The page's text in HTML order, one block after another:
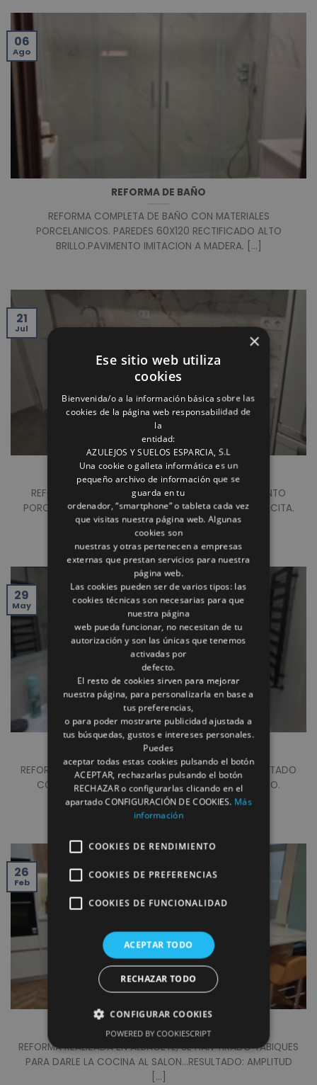
REFORMA DE BAÑO
REFORMA COMPLETA DE BAÑO CON MATERIALES
PORCELANICOS. PAREDES 60X120 RECTIFICADO ALTO
BRILLO.PAVIMENTO IMITACION A MADERA. [...]
06
Ago
REFORMA DE COCINA
REFORMA INTEGRAL DE COCINA. AZULEJO Y PAVIMENTO
PORCELANICO RECTIFICADO BLANCO BRILLO Y ANTRACITA.
TECHO LISO [...]
21
Jul
REFORMA DE BAÑO
REFORMA COMPLETA DE BAÑO EN ALBACETE
. ALICATADO
CON FORMATO 60X120 PORCELANICO RECTIFICADO.
FRONTAL DE [...]
29
May
REFORMA DE COCINA Y SALÓN
REFORMA REALIZADA EN ALBACETE, SE HAN TIRADO TABIQUES
PARA DARLE LA COCINA AL SALON…RESULTADO: AMPLITUD
[...]
26
Feb
×
Ese sitio web utiliza
cookies
Bienvenida/o a la información básica sobre las
cookies de la página web responsabilidad de
la
entidad:
AZULEJOS Y SUELOS ESPARCIA, S.L
Una cookie o galleta informática es un
pequeño archivo de información que se
guarda en tu
ordenador, “smartphone” o tableta cada vez
que visitas nuestra página web. Algunas
cookies son
nuestras y otras pertenecen a empresas
externas que prestan servicios para nuestra
página web.
Las cookies pueden ser de varios tipos: las
cookies técnicas son necesarias para que
nuestra página
web pueda funcionar, no necesitan de tu
autorización y son las únicas que tenemos
activadas por
defecto.
El resto de cookies sirven para mejorar
nuestra página, para personalizarla en base a
tus preferencias,
o para poder mostrarte publicidad ajustada a
tus búsquedas, gustos e intereses personales.
Puedes
aceptar todas estas cookies pulsando el botón
ACEPTAR, rechazarlas pulsando el botón
RECHAZAR o configurarlas clicando en el
apartado CONFIGURACIÓN DE COOKIES. Más
información
COOKIES DE RENDIMIENTO
COOKIES DE PREFERENCIAS
COOKIES DE FUNCIONALIDAD
ACEPTAR TODO
RECHAZAR TODO
CONFIGURAR COOKIES
POWERED BY COOKIESCRIPT